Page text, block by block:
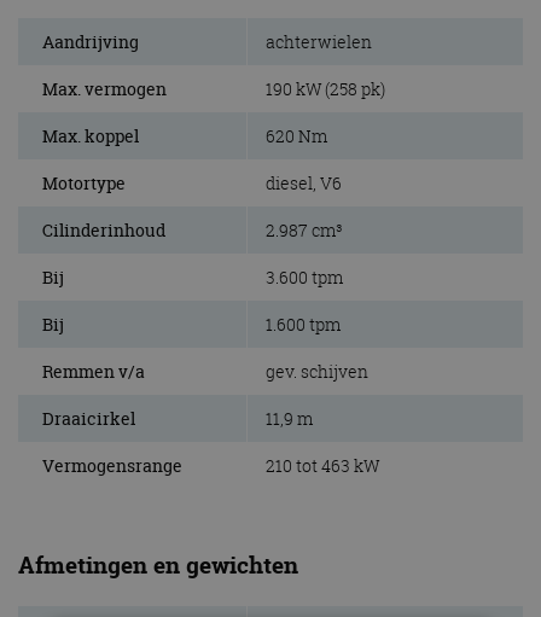
Aandrijving achterwielen
Max. vermogen 190 kW (258 pk)
Max. koppel 620 Nm
Motortype diesel, V6
Cilinderinhoud 2.987 cm³
Bij 3.600 tpm
Bij 1.600 tpm
Remmen v/a gev. schijven
Draaicirkel 11,9 m
Vermogensrange 210 tot 463 kW
Afmetingen en gewichten